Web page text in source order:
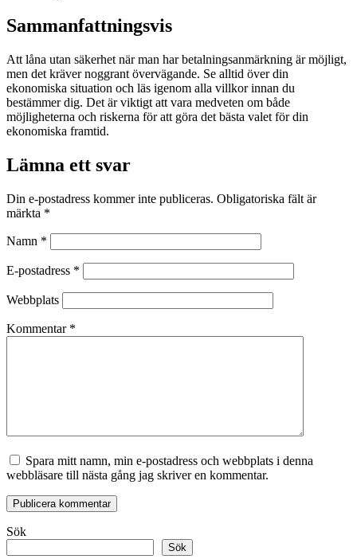
Sammanfattningsvis
Att låna utan säkerhet när man har betalningsanmärkning är möjligt,
men det kräver noggrant övervägande. Se alltid över din
ekonomiska situation och läs igenom alla villkor innan du
bestämmer dig. Det är viktigt att vara medveten om både
möjligheterna och riskerna för att göra det bästa valet för din
ekonomiska framtid.
Lämna ett svar
Din e-postadress kommer inte publiceras. Obligatoriska fält är
märkta *
Namn *
E-postadress *
Webbplats
Kommentar *
Spara mitt namn, min e-postadress och webbplats i denna
webbläsare till nästa gång jag skriver en kommentar.
Sök
Sök